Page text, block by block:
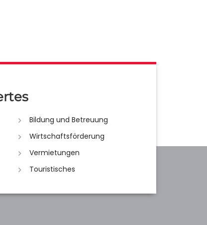
Bildung und Betreuung
Wirtschaftsförderung
Vermietungen
Touristisches